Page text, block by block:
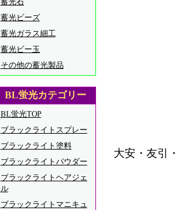
蓄光ビーズ
蓄光ガラス細工
蓄光ビー玉
その他の蓄光製品
BL蛍光カテゴリー
BL蛍光TOP
ブラックライトスプレー
ブラックライト塗料
ブラックライトパウダー
ブラックライトヘアジェ
ル
ブラックライトマニキュ
大安・友引